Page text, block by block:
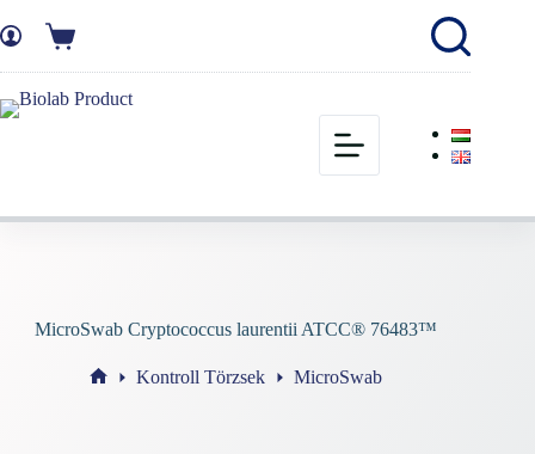
MicroSwab Cryptococcus laurentii ATCC® 76483™
Kontroll Törzsek MicroSwab